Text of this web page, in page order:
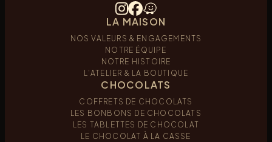
LA MAISON
NOS VALEURS & ENGAGEMENTS
NOTRE ÉQUIPE
NOTRE HISTOIRE
L’ATELIER & LA BOUTIQUE
CHOCOLATS
COFFRETS DE CHOCOLATS
LES BONBONS DE CHOCOLATS
LES TABLETTES DE CHOCOLAT
LE CHOCOLAT À LA CASSE